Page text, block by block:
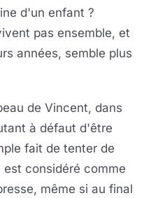
d'un enfant ?
pas ensemble, et
années, semble plus
de Vincent, dans
à défaut d'être
fait de tenter de
considéré comme
même si au final